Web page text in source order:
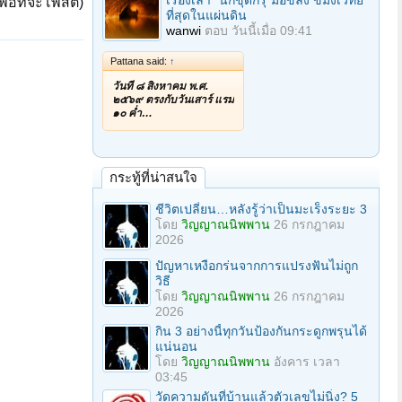
ที่สุดในแผ่นดิน
wanwi ตอบ วันนี้เมื่อ 09:41
Pattana said: ↑
วันที่ ๘ สิงหาคม พ.ศ.
๒๕๖๙ ตรงกับวันเสาร์ แรม
๑๐ ค่ำ…
กระทู้ที่น่าสนใจ
ชีวิตเปลี่ยน…หลังรู้ว่าเป็นมะเร็งระยะ 3
โดย วิญญาณนิพพาน 26 กรกฎาคม
2026
ปัญหาเหงือกร่นจากการแปรงฟันไม่ถูก
วิธี
โดย วิญญาณนิพพาน 26 กรกฎาคม
2026
กิน 3 อย่างนี้ทุกวันป้องกันกระดูกพรุนได้
แน่นอน
โดย วิญญาณนิพพาน อังคาร เวลา
03:45
วัดความดันที่บ้านแล้วตัวเลขไม่นิ่ง? 5